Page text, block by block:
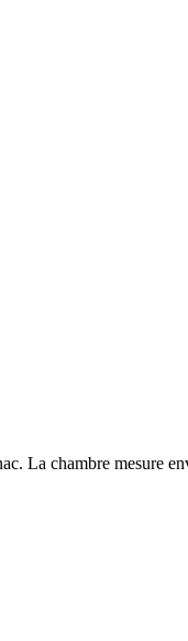
La chambre mesure